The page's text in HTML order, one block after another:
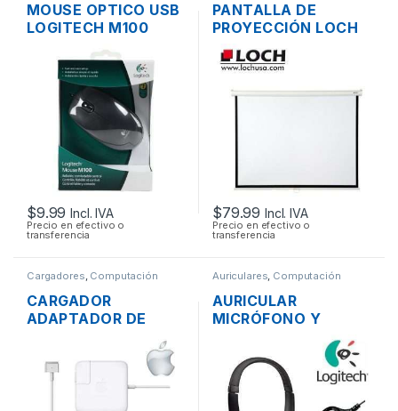
MOUSE OPTICO USB
LOGITECH M100
$9.99 Incl. IVA
Precio en efectivo o
transferencia
PANTALLA DE
PROYECCIÓN LOCH
MS84 MANUAL
PLEGABLE 177 X
PULGADAS)
$79.99 Incl. IVA
Precio en efectivo o
transferencia
Cargadores Computación
CARGADOR
ADAPTADOR DE
LAPTOP MAC APPLE
MAGSAFE 2 16.5V
Auriculares Computación
AURICULAR
MICRÓFONO Y
VOLUMEN LOGITECH
H390 USB